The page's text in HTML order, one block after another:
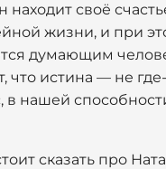
своё
жизни, и при
думающим
что истина — не
в нашей
сказать про